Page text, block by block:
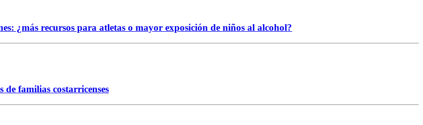
¿más recursos para atletas o mayor exposición de niños al alcohol?
familias costarricenses